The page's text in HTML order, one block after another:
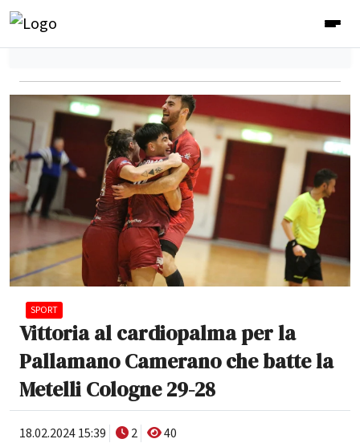
SPORT
Vittoria al cardiopalma per la
Pallamano Camerano che batte la
Metelli Cologne 29-28
18.02.2024 15:39 2
40